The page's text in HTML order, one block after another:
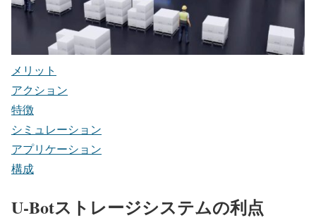
メリット
アクション
特徴
シミュレーション
アプリケーション
構成
U-Botストレージシステムの利点